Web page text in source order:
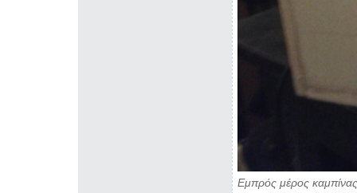
Εμπρός μέρος